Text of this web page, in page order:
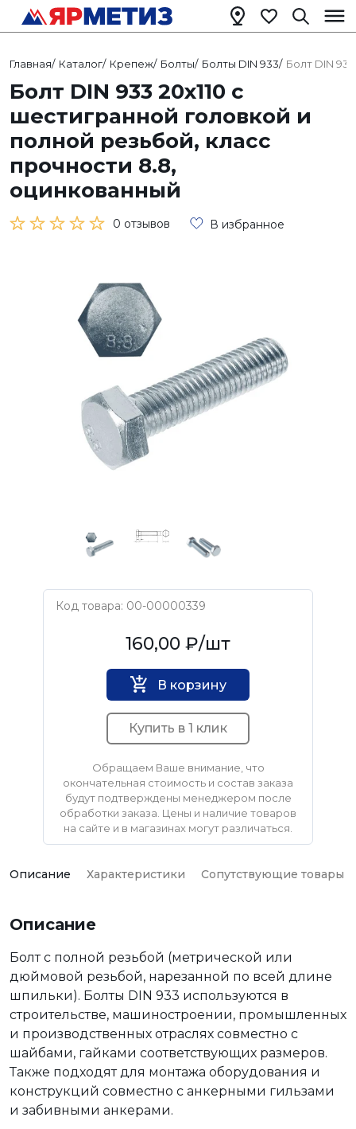
Главная/ Каталог/ Крепеж/ Болты/ Болты DIN 933/ Болт DIN
Болт DIN 933 20х110 с
шестигранной головкой и
полной резьбой, класс
прочности 8.8,
оцинкованный
0 отзывов В избранное
Код товара: 00-00000339
Нет бренда160,00 ₽/шт
В корзину
Купить в 1 клик
Обращаем Ваше внимание, что
окончательная стоимость и состав заказа
будут подтверждены менеджером после
обработки заказа. Цены и наличие товаров
на сайте и в магазинах могут различаться.
Описание Характеристики Сопутствующие товары
Описание
Болт с полной резьбой (метрической или
дюймовой резьбой, нарезанной по всей длине
шпильки). Болты DIN 933 используются в
строительстве, машиностроении, промышленных
и производственных отраслях совместно с
шайбами, гайками соответствующих размеров.
Также подходят для монтажа оборудования и
конструкций совместно с анкерными гильзами
и забивными анкерами.